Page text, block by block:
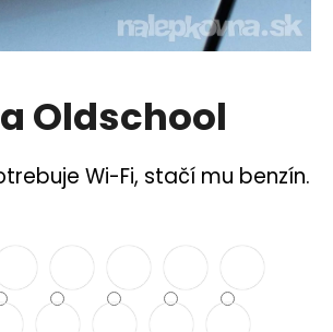
Oldschool
Wi-Fi, stačí mu benzín.
HĽADAŤ